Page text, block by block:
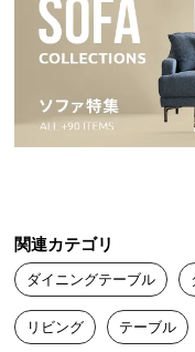
送
料
に
い
て
商
品
の
配
関連カテゴリ
ダイニングテーブル
リビング テーブル